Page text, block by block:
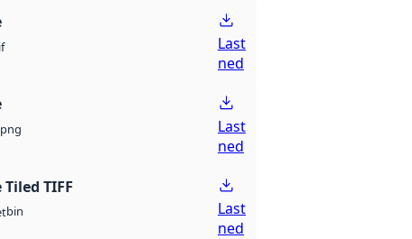
Last
ned
png
Last
ned
TIFF
bin
Last
ned